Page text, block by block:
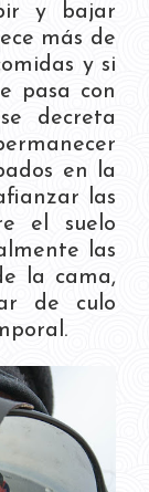
y bajar
más de
y si
pasa con
decreta
en la
las
el suelo
las
la cama,
de culo